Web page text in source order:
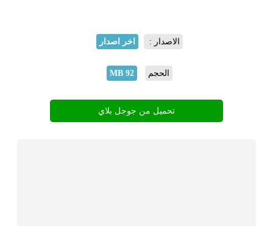
الاصدار : اخر اصدار
الحجم 92 MB
تحميل من جوجل بلاي